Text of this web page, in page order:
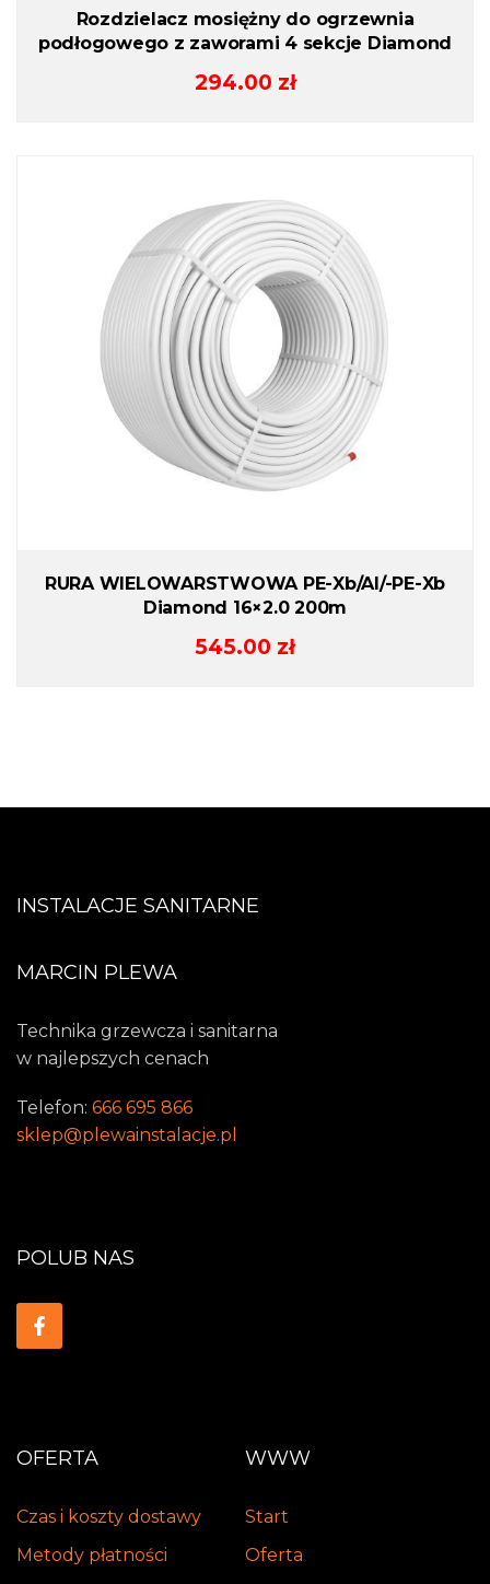
Rozdzielacz mosiężny do ogrzewnia
podłogowego z zaworami 4 sekcje Diamond
294.00 zł
RURA WIELOWARSTWOWA PE-Xb/Al/-PE-Xb
Diamond 16×2.0 200m
545.00 zł
INSTALACJE SANITARNE
MARCIN PLEWA
Technika grzewcza i sanitarna
w najlepszych cenach
Telefon: 666 695 866
sklep@plewainstalacje.pl
OFERTA
Czas i koszty dostawy
Metody płatności
WWW
Start
Oferta
POLUB NAS